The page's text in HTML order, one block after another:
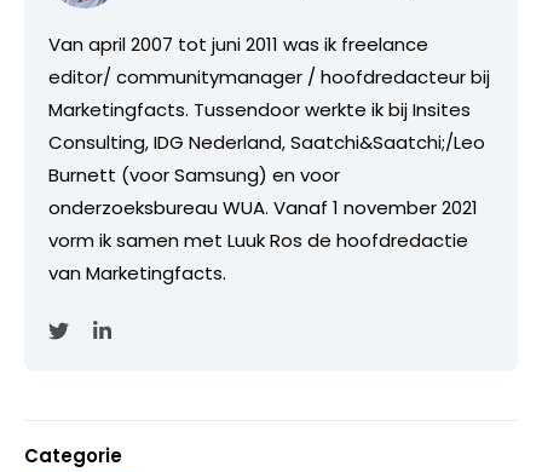
Van april 2007 tot juni 2011 was ik freelance
editor/ communitymanager / hoofdredacteur bij
Marketingfacts. Tussendoor werkte ik bij Insites
Consulting, IDG Nederland, Saatchi&Saatchi;/Leo
Burnett (voor Samsung) en voor
onderzoeksbureau WUA. Vanaf 1 november 2021
vorm ik samen met Luuk Ros de hoofdredactie
van Marketingfacts.
Categorie